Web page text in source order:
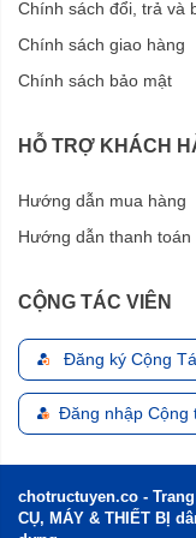
Chính sách đổi, trả và
Chính sách giao hàng
Chính sách bảo mật
HỖ TRỢ KHÁCH
Hướng dẫn mua hàng
Hướng dẫn thanh toán
CỘNG TÁC VIÊN
Đăng ký Cộng
Đăng nhập Cộng
chotructuyen.co -
CỤ, MÁY & THIẾT BỊ